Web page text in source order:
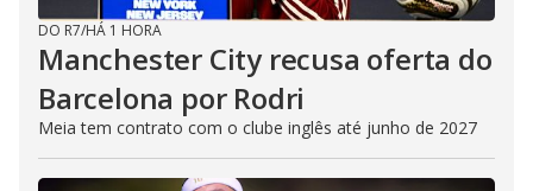
DO R7/HÁ 1 HORA
Manchester City recusa oferta do
Barcelona por Rodri
Meia tem contrato com o clube inglês até junho de 2027